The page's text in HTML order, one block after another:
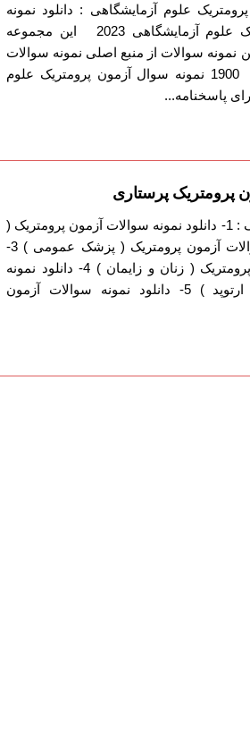
علوم آزمایشگاهی : دانلود نمونه
سوالات پکیج آزمون پرومتریک علوم آزمایشگاهی 2023 این مجموعه
نمونه سوالات از منبع اصلی نمونه سوالات
پرومتریک تهیه شده است. * 1900 نمونه سوال آزمون پرومتریک علوم
پاسخنامه...
پرومتریک پرستاری
لیست نمونه سوالات پرومتریک : 1- دانلود نمونه سوالات آزمون پرومتریک (
مامایی ) 2- دانلود نمونه سوالات آزمون پرومتریک ( پزشک عمومی ) 3-
دانلود نمونه سوالات آزمون پرومتریک ( زنان و زایمان ) 4- دانلود نمونه
سوالات آزمون پرومتریک ( ارتوپد ) 5- دانلود نمونه سوالات آزمون